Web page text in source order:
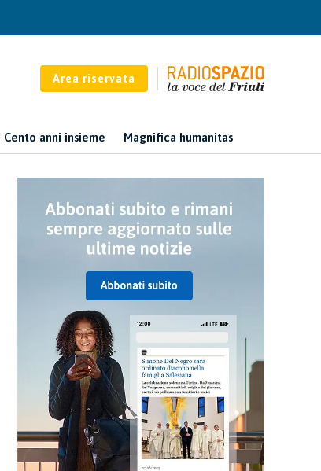
Area riservata
Cento anni insieme Magnifica humanitas